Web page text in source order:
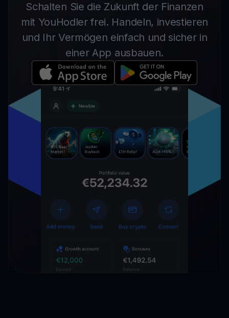
Schalten Sie die Zukunft der Finanzen
mit YouHodler frei. Handeln, investieren
und Ihr Vermögen einfach und sicher in
einer App ausbauen.